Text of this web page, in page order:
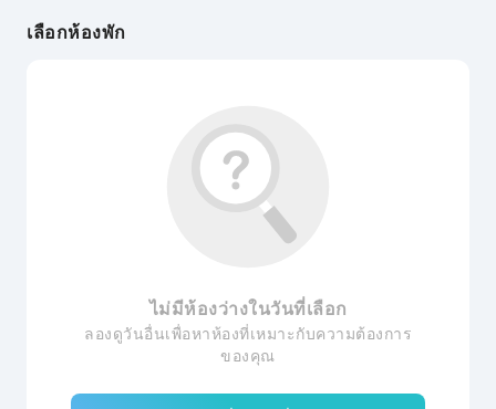
เลือกห้องพัก
ไม่มีห้องว่างในวันที่เลือก
ลองดูวันอื่นเพื่อหาห้องที่เหมาะกับความต้องการ
ของคุณ